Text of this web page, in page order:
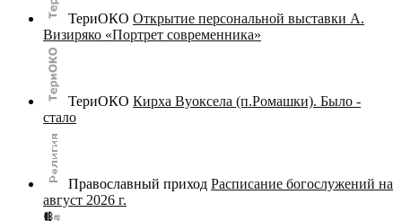
ТериОКО Открытие персональной выставки А.
Визиряко «Портрет современника»
ТериОКО Кирха Вуоксела (п.Ромашки). Было -
стало
Православный приход Расписание богослужений на
август 2026 г.